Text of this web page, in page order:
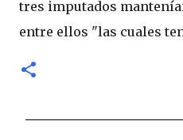
tres imputados
entre ellos "las cuales